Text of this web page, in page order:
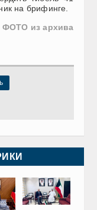
на брифинге.
ФОТО из архива